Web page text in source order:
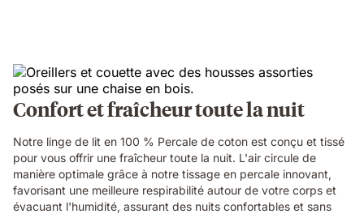
Confort et fraîcheur toute la nuit
Notre linge de lit en 100 % Percale de coton est conçu et tissé
pour vous offrir une fraîcheur toute la nuit. L'air circule de
manière optimale grâce à notre tissage en percale innovant,
favorisant une meilleure respirabilité autour de votre corps et
évacuant l'humidité, assurant des nuits confortables et sans